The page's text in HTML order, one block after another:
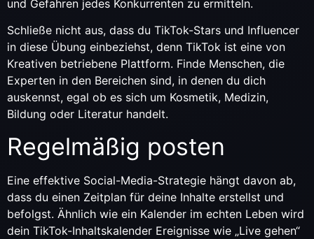
und Gefahren jedes Konkurrenten zu ermitteln.
Schließe nicht aus, dass du TikTok-Stars und Influencer
in diese Übung einbeziehst, denn TikTok ist eine von
Kreativen betriebene Plattform. Finde Menschen, die
Experten in den Bereichen sind, in denen du dich
auskennst, egal ob es sich um Kosmetik, Medizin,
Bildung oder Literatur handelt.
Regelmäßig posten
Eine effektive Social-Media-Strategie hängt davon ab,
dass du einen Zeitplan für deine Inhalte erstellst und
befolgst. Ähnlich wie ein Kalender im echten Leben wird
dein TikTok-Inhaltskalender Ereignisse wie „Live gehen“